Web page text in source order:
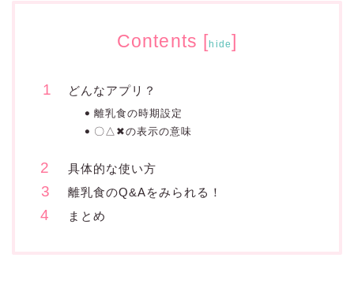
Contents [hide]
どんなアプリ？
離乳食の時期設定
〇△✖︎の表示の意味
具体的な使い方
離乳食のQ&Aをみられる！
まとめ